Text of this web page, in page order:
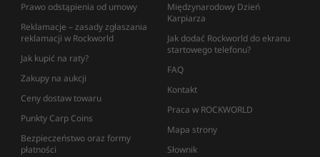
Prawo odstąpienia od umowy
Reklamacje – zasady zgłaszania
reklamacji w Rockworld
Jak kupić na raty?
Zakupy na aukcji
Ceny dostaw towaru
Punkty Carp Coins
Bezpieczeństwo oraz formy
płatności
Międzynarodowy Dzień
Karpiarza
Jak dodać Rockworld do ekranu
startowego telefonu?
FAQ
Kontakt
Praca w ROCKWORLD
Mapa strony
Słownik